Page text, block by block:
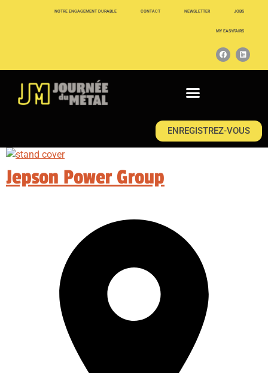
NOTRE ENGAGEMENT DURABLE CONTACT NEWSLETTER JOBS
MY EASYFAIRS
ENREGISTREZ-VOUS
Jepson Power Group